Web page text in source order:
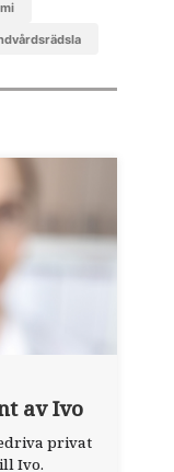
av Ivo
privat
Ivo.